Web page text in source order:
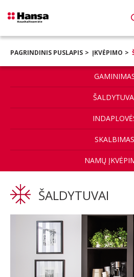
PAGRINDINIS PUSLAPIS ĮKVĖPIMO
SKALBIMAS
NAMŲ
ŠALDYTUVAI